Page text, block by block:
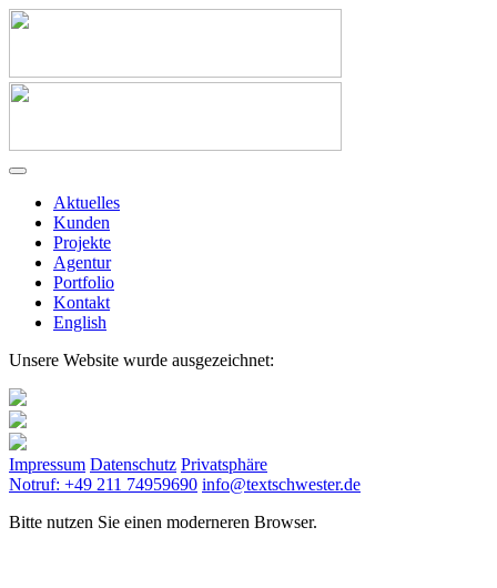
Aktuelles
Kunden
Projekte
Agentur
Portfolio
Kontakt
English
Unsere Website wurde ausgezeichnet:
Impressum Datenschutz Privatsphäre
Notruf: +49 211 74959690 info@textschwester.de
Bitte nutzen Sie einen moderneren Browser.